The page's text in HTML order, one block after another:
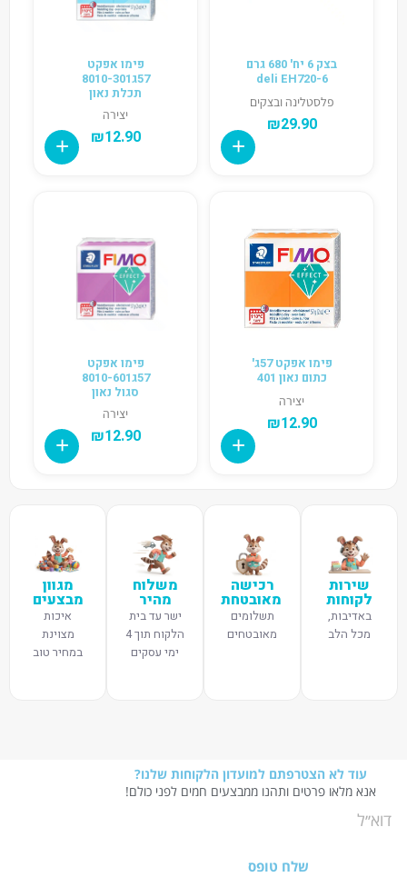
בצק 6 יח' 680 גרם
deli EH720-6
פלסטלינה ובצקים
₪29.90
פימו אפקט
57ג8010-301
תכלת נאון
יצירה
₪12.90
פימו אפקט 57ג'
כתום נאון 401
יצירה
₪12.90
פימו אפקט
57ג8010-601
סגול נאון
יצירה
₪12.90
שירות
לקוחות
באדיבות,
מכל הלב
רכישה
מאובטחת
תשלומים
מאובטחים
משלוח
מהיר
ישר עד בית
הלקוח תוך 4
ימי עסקים
מגוון
מבצעים
איכות
מצוינת
במחיר טוב
עוד לא הצטרפתם למועדון הלקוחות שלנו?
אנא מלאו פרטים ותהנו ממבצעים חמים לפני כולם!
שלח טופס